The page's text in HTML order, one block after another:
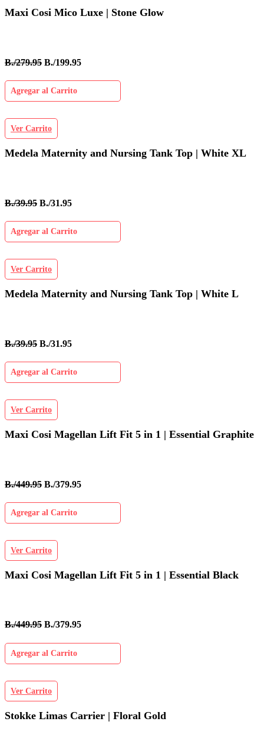
Maxi Cosi Mico Luxe | Stone Glow
B./279.95 B./199.95
Agregar al Carrito
Ver Carrito
Medela Maternity and Nursing Tank Top | White XL
B./39.95 B./31.95
Agregar al Carrito
Ver Carrito
Medela Maternity and Nursing Tank Top | White L
B./39.95 B./31.95
Agregar al Carrito
Ver Carrito
Maxi Cosi Magellan Lift Fit 5 in 1 | Essential Graphite
B./449.95 B./379.95
Agregar al Carrito
Ver Carrito
Maxi Cosi Magellan Lift Fit 5 in 1 | Essential Black
B./449.95 B./379.95
Agregar al Carrito
Ver Carrito
Stokke Limas Carrier | Floral Gold